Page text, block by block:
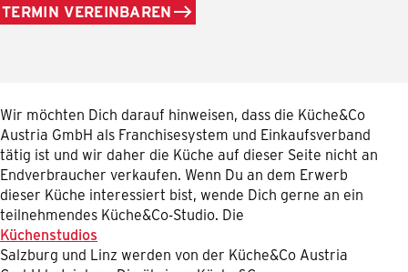
TERMIN VEREINBAREN
Wir möchten Dich darauf hinweisen, dass die Küche&Co
Austria GmbH als Franchisesystem und Einkaufsverband
tätig ist und wir daher die Küche auf dieser Seite nicht an
Endverbraucher verkaufen. Wenn Du an dem Erwerb
dieser Küche interessiert bist, wende Dich gerne an ein
teilnehmendes Küche&Co-Studio. Die
Küchenstudios
Salzburg und Linz werden von der Küche&Co Austria